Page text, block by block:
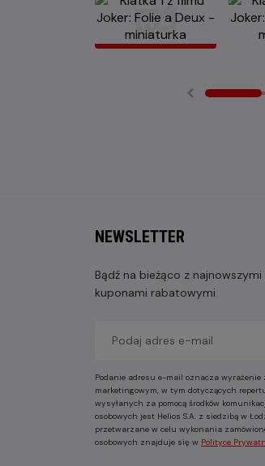
NEWSLETTER
Bądź na bieżąco z
kuponami rabatowymi
Podanie adresu e-mail oznacza
marketingowym, w tym dotyczących
wysyłanych za pomocą środków
osobowych jest Helios S.A. z siedzibą w
przetwarzane w celu wykonania
osobowych znajduje się w Polityce